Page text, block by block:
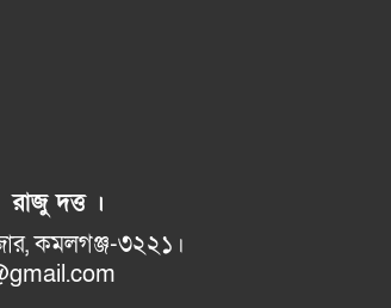
দত্ত ।
বাজার, কমলগঞ্জ-৩২২১।